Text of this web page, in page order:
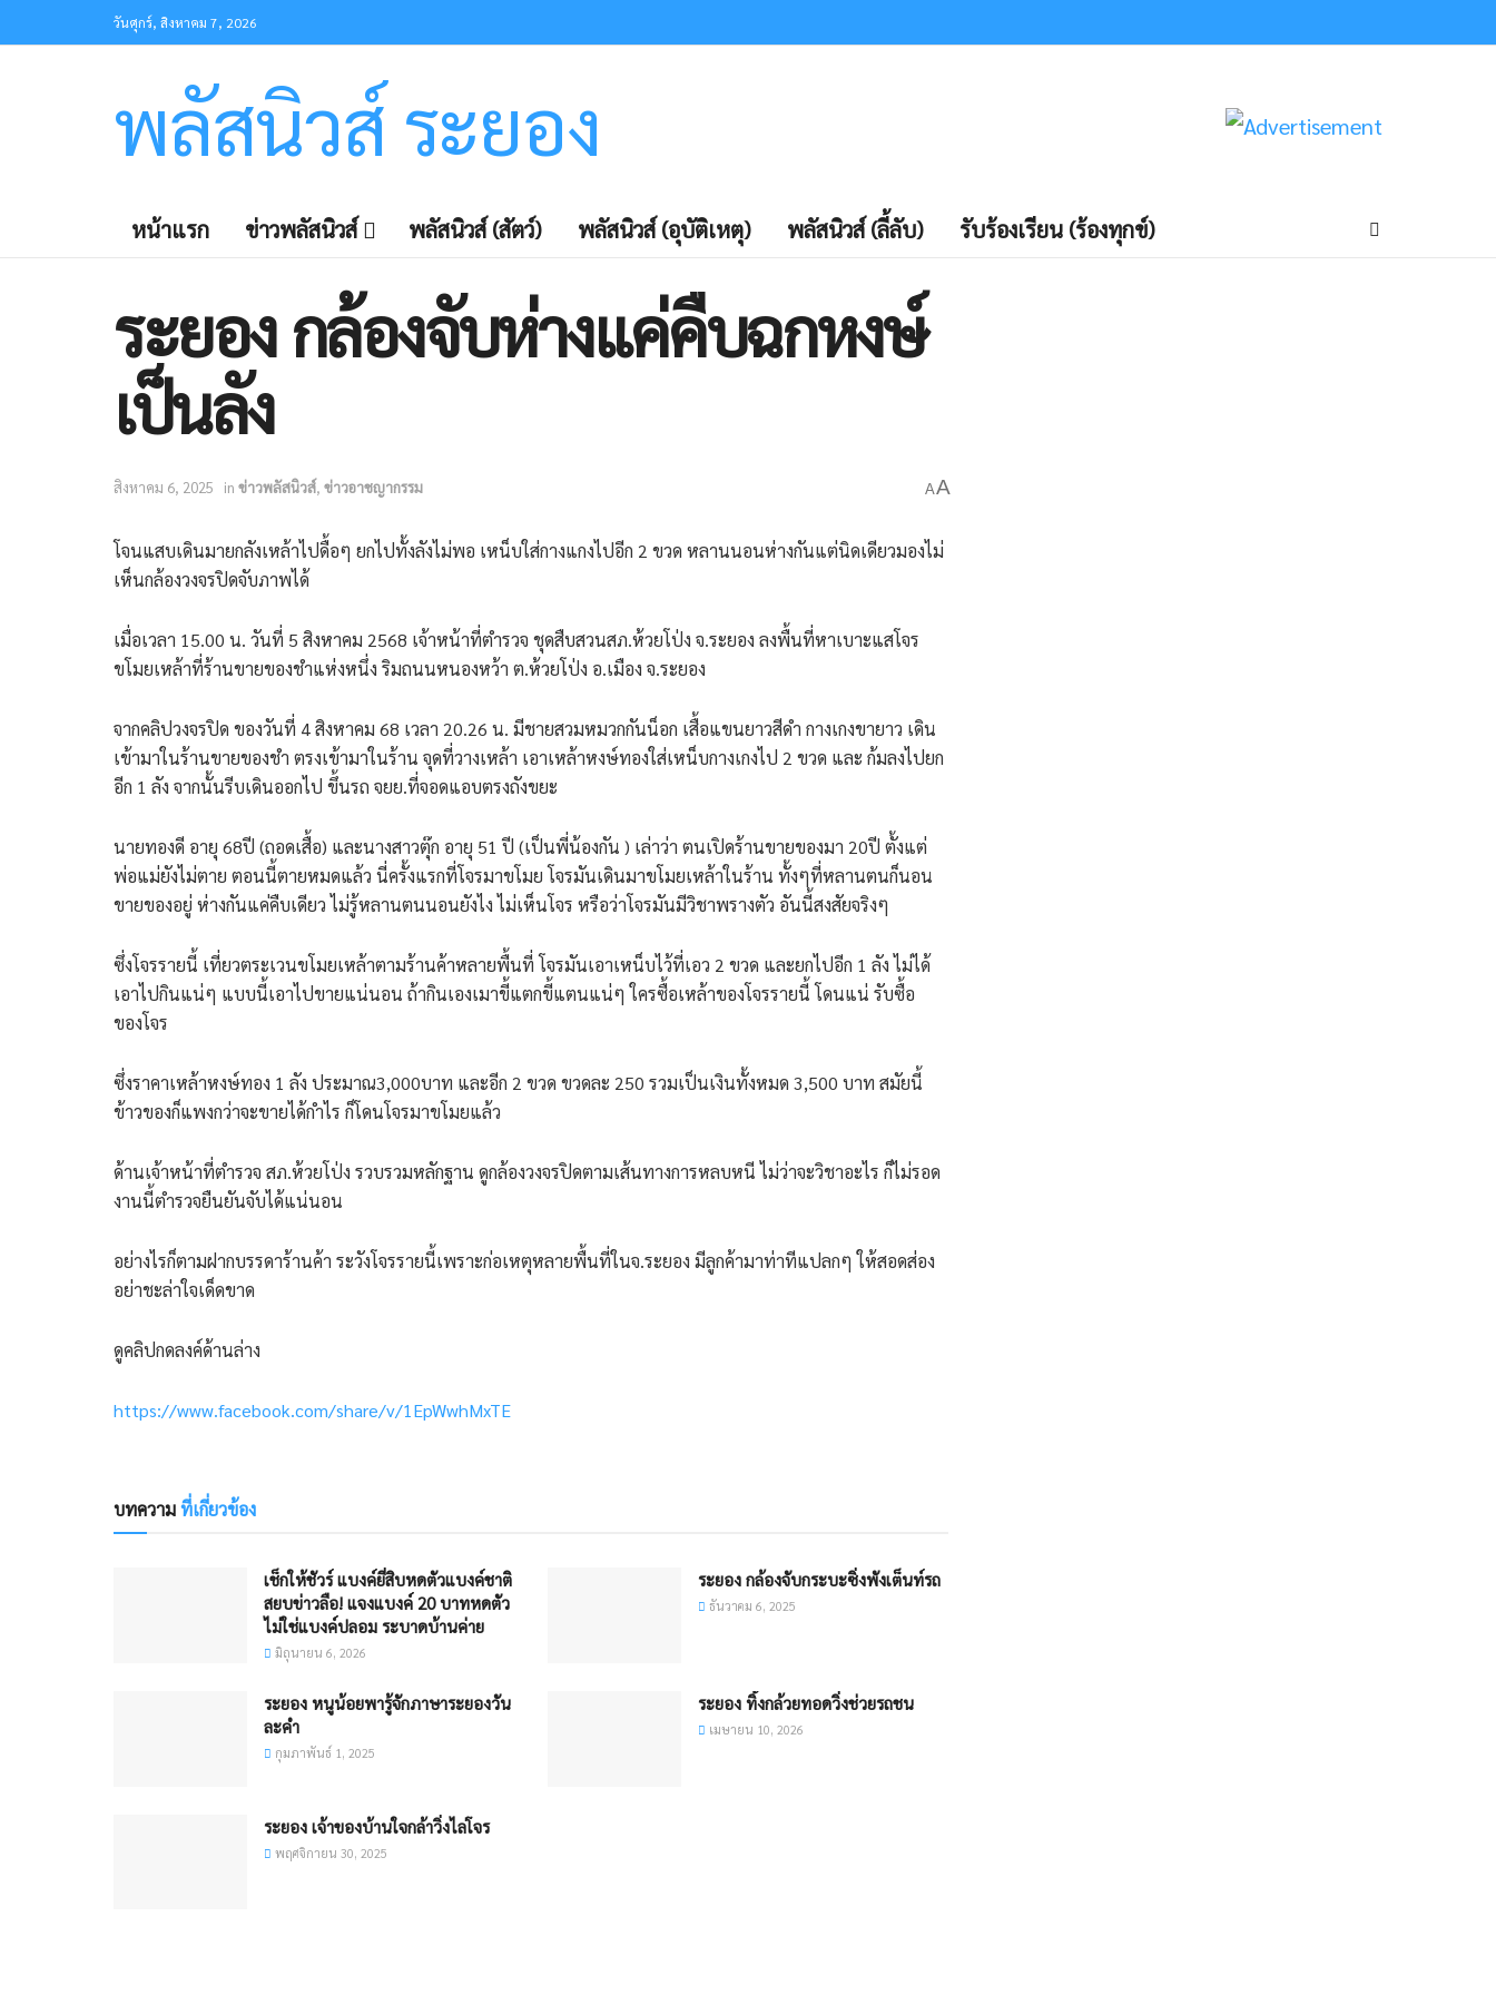
วันศุกร์, สิงหาคม 7, 2026
พลัสนิวส์ ระยอง
หน้าแรก ข่าวพลัสนิวส์ พลัสนิวส์ (สัตว์) พลัสนิวส์ (อุบัติเหตุ) พลัสนิวส์ (ลี้ลับ) รับร้องเรียน (ร้องทุกข์)
ระยอง กล้องจับห่างแค่คืบฉกหงษ์
เป็นลัง
สิงหาคม 6, 2025 in ข่าวพลัสนิวส์, ข่าวอาชญากรรม AA
โจนแสบเดินมายกลังเหล้าไปดื้อๆ ยกไปทั้งลังไม่พอ เหน็บใส่กางแกงไปอีก 2 ขวด หลานนอนห่างกันแต่นิดเดียวมองไม่
เห็นกล้องวงจรปิดจับภาพได้
เมื่อเวลา 15.00 น. วันที่ 5 สิงหาคม 2568 เจ้าหน้าที่ตำรวจ ชุดสืบสวนสภ.ห้วยโป่ง จ.ระยอง ลงพื้นที่หาเบาะแสโจร
ขโมยเหล้าที่ร้านขายของชำแห่งหนึ่ง ริมถนนหนองหว้า ต.ห้วยโป่ง อ.เมือง จ.ระยอง
จากคลิปวงจรปิด ของวันที่ 4 สิงหาคม 68 เวลา 20.26 น. มีชายสวมหมวกกันน็อก เสื้อแขนยาวสีดำ กางเกงขายาว เดิน
เข้ามาในร้านขายของชำ ตรงเข้ามาในร้าน จุดที่วางเหล้า เอาเหล้าหงษ์ทองใส่เหน็บกางเกงไป 2 ขวด และ ก้มลงไปยก
อีก 1 ลัง จากนั้นรีบเดินออกไป ขึ้นรถ จยย.ที่จอดแอบตรงถังขยะ
นายทองดี อายุ 68ปี (ถอดเสื้อ) และนางสาวตุ๊ก อายุ 51 ปี (เป็นพี่น้องกัน ) เล่าว่า ตนเปิดร้านขายของมา 20ปี ตั้งแต่
พ่อแม่ยังไม่ตาย ตอนนี้ตายหมดแล้ว นี่ครั้งแรกที่โจรมาขโมย โจรมันเดินมาขโมยเหล้าในร้าน ทั้งๆที่หลานตนก็นอน
ขายของอยู่ ห่างกันแค่คืบเดียว ไม่รู้หลานตนนอนยังไง ไม่เห็นโจร หรือว่าโจรมันมีวิชาพรางตัว อันนี้สงสัยจริงๆ
ซึ่งโจรรายนี้ เที่ยวตระเวนขโมยเหล้าตามร้านค้าหลายพื้นที่ โจรมันเอาเหน็บไว้ที่เอว 2 ขวด และยกไปอีก 1 ลัง ไม่ได้
เอาไปกินแน่ๆ แบบนี้เอาไปขายแน่นอน ถ้ากินเองเมาขี้แตกขี้แตนแน่ๆ ใครซื้อเหล้าของโจรรายนี้ โดนแน่ รับซื้อ
ของโจร
ซึ่งราคาเหล้าหงษ์ทอง 1 ลัง ประมาณ3,000บาท และอีก 2 ขวด ขวดละ 250 รวมเป็นเงินทั้งหมด 3,500 บาท สมัยนี้
ข้าวของก็แพงกว่าจะขายได้กำไร ก็โดนโจรมาขโมยแล้ว
ด้านเจ้าหน้าที่ตำรวจ สภ.ห้วยโป่ง รวบรวมหลักฐาน ดูกล้องวงจรปิดตามเส้นทางการหลบหนี ไม่ว่าจะวิชาอะไร ก็ไม่รอด
งานนี้ตำรวจยืนยันจับได้แน่นอน
อย่างไรก็ตามฝากบรรดาร้านค้า ระวังโจรรายนี้เพราะก่อเหตุหลายพื้นที่ในจ.ระยอง มีลูกค้ามาท่าทีแปลกๆ ให้สอดส่อง
อย่าชะล่าใจเด็ดขาด
ดูคลิปกดลงค์ด้านล่าง
https://www.facebook.com/share/v/1EpWwhMxTE
บทความที่เกี่ยวข้อง
เช็กให้ชัวร์ แบงค์ยี่สิบหดตัว​​แบงค์ชาติ
สยบข่าวลือ! แจงแบงค์ 20 บาทหดตัว
ไม่ใช่แบงค์ปลอม ระบาดบ้านค่าย
มิถุนายน 6, 2026
ระยอง กล้องจับกระบะซิ่งพังเต็นท์รถ
ธันวาคม 6, 2025
ระยอง หนูน้อยพารู้จักภาษาระยองวัน
ละคำ
กุมภาพันธ์ 1, 2025
ระยอง ทิ้งกล้วยทอดวิ่งช่วยรถชน​
เมษายน 10, 2026
ระยอง เจ้าของบ้านใจกล้าวิ่งไล่โจร
พฤศจิกายน 30, 2025